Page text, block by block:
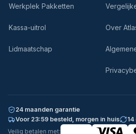
Werkplek Pakketten
Kassa-uitrol
Lidmaatschap
Over
24 maanden garantie
Voor 23:59 besteld, morgen in huis
Veilig betalen met: